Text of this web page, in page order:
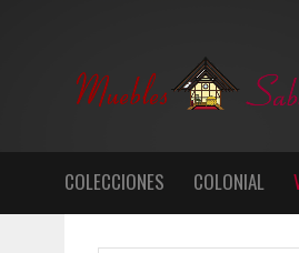
COLECCIONES COLONIAL